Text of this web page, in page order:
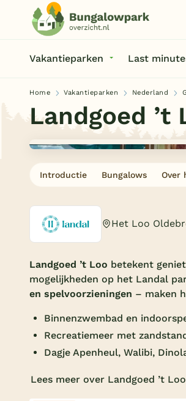
Vakantieparken Last
Home Vakantieparken Nederland
Landgoed ’t
Introductie Bungalows Over
Het Loo
Landgoed ’t Loo betekent
mogelijkheden op het Landal
en spelvoorzieningen – maken
Binnenzwembad en
Recreatiemeer met
Dagje Apenheul, Walibi,
Lees meer over Landgoed ’t Loo